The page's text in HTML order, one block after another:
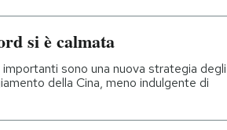
si è calmata
sono una nuova strategia degli
della Cina, meno indulgente di